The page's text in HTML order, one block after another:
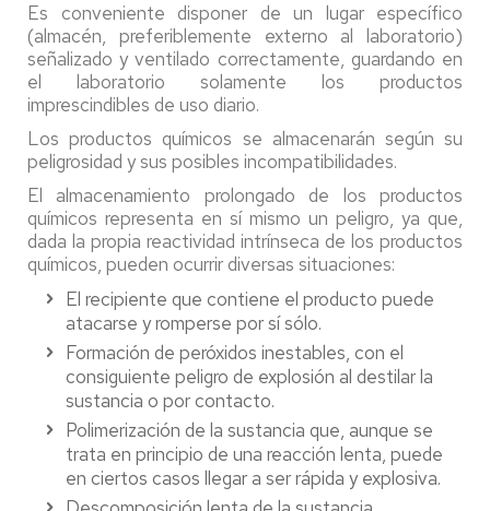
Es conveniente disponer de un lugar específico
(almacén, preferiblemente externo al laboratorio)
señalizado y ventilado correctamente, guardando en
el laboratorio solamente los productos
imprescindibles de uso diario.
Los productos químicos se almacenarán según su
peligrosidad y sus posibles incompatibilidades.
El almacenamiento prolongado de los productos
químicos representa en sí mismo un peligro, ya que,
dada la propia reactividad intrínseca de los productos
químicos, pueden ocurrir diversas situaciones:
El recipiente que contiene el producto puede
atacarse y romperse por sí sólo.
Formación de peróxidos inestables, con el
consiguiente peligro de explosión al destilar la
sustancia o por contacto.
Polimerización de la sustancia que, aunque se
trata en principio de una reacción lenta, puede
en ciertos casos llegar a ser rápida y explosiva.